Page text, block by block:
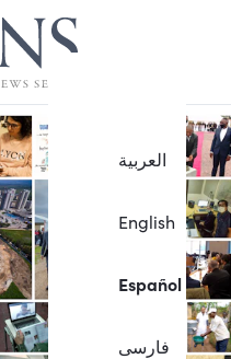
العربية
English
Español
فارسی